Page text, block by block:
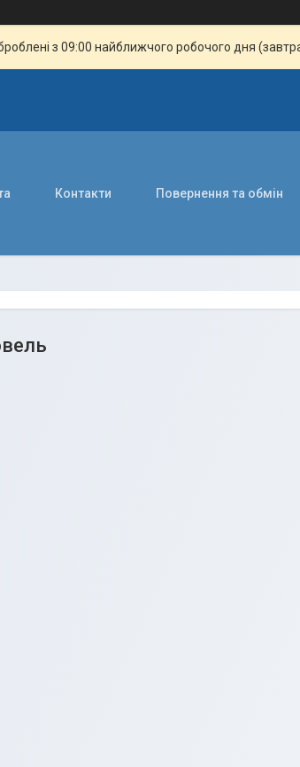
з 09:00 найближчого робочого дня
Контакти Повернення та обмін